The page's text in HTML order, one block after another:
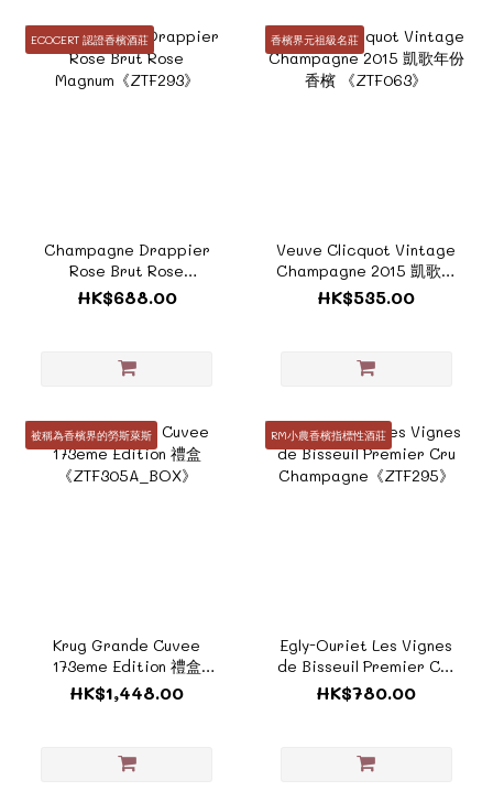
ECOCERT 認證香檳酒莊
Champagne Drappier
Rose Brut Rose
Magnum《ZTF293》
HK$688.00
香檳界元祖級名莊
Veuve Clicquot Vintage
Champagne 2015 凱歌年
份香檳 《ZTF063》
HK$535.00
被稱為香檳界的勞斯萊斯
Krug Grande Cuvee
173eme Edition 禮盒
《ZTF305A_BOX》
HK$1,448.00
RM小農香檳指標性酒莊
Egly-Ouriet Les Vignes
de Bisseuil Premier Cru
Champagne《ZTF295》
HK$780.00